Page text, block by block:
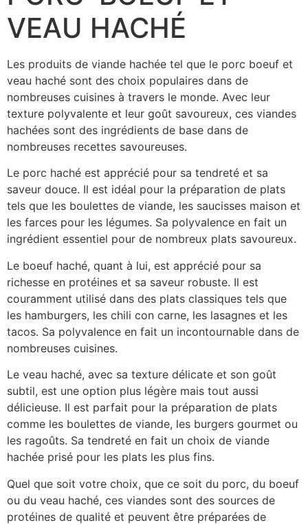
VEAU HACHÉ
Les produits de viande hachée tel que le porc boeuf et
veau haché sont des choix populaires dans de
nombreuses cuisines à travers le monde. Avec leur
texture polyvalente et leur goût savoureux, ces viandes
hachées sont des ingrédients de base dans de
nombreuses recettes savoureuses.
Le porc haché est apprécié pour sa tendreté et sa
saveur douce. Il est idéal pour la préparation de plats
tels que les boulettes de viande, les saucisses maison et
les farces pour les légumes. Sa polyvalence en fait un
ingrédient essentiel pour de nombreux plats savoureux.
Le boeuf haché, quant à lui, est apprécié pour sa
richesse en protéines et sa saveur robuste. Il est
couramment utilisé dans des plats classiques tels que
les hamburgers, les chili con carne, les lasagnes et les
tacos. Sa polyvalence en fait un incontournable dans de
nombreuses cuisines.
Le veau haché, avec sa texture délicate et son goût
subtil, est une option plus légère mais tout aussi
délicieuse. Il est parfait pour la préparation de plats
comme les boulettes de viande, les burgers gourmet ou
les ragoûts. Sa tendreté en fait un choix de viande
hachée prisé pour les plats les plus fins.
Quel que soit votre choix, que ce soit du porc, du boeuf
ou du veau haché, ces viandes sont des sources de
protéines de qualité et peuvent être préparées de